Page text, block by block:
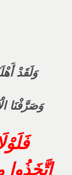
وَلَقَدْ
وَصَرَّفْنَا
اتَّخَذُوا